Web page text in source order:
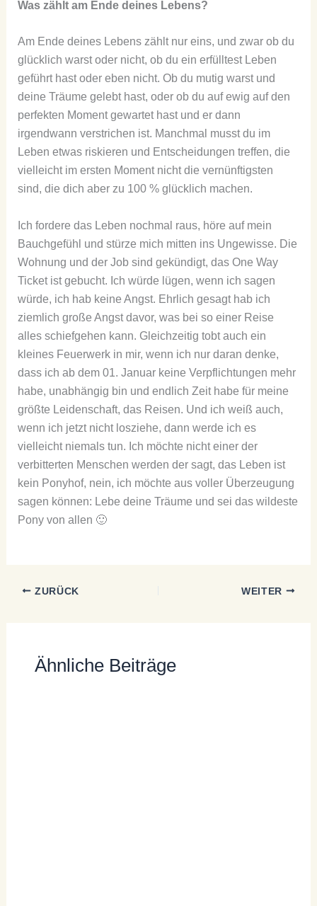
Was zählt am Ende deines Lebens?
Am Ende deines Lebens zählt nur eins, und zwar ob du
glücklich warst oder nicht, ob du ein erfülltest Leben
geführt hast oder eben nicht. Ob du mutig warst und
deine Träume gelebt hast, oder ob du auf ewig auf den
perfekten Moment gewartet hast und er dann
irgendwann verstrichen ist. Manchmal musst du im
Leben etwas riskieren und Entscheidungen treffen, die
vielleicht im ersten Moment nicht die vernünftigsten
sind, die dich aber zu 100 % glücklich machen.
Ich fordere das Leben nochmal raus, höre auf mein
Bauchgefühl und stürze mich mitten ins Ungewisse. Die
Wohnung und der Job sind gekündigt, das One Way
Ticket ist gebucht. Ich würde lügen, wenn ich sagen
würde, ich hab keine Angst. Ehrlich gesagt hab ich
ziemlich große Angst davor, was bei so einer Reise
alles schiefgehen kann. Gleichzeitig tobt auch ein
kleines Feuerwerk in mir, wenn ich nur daran denke,
dass ich ab dem 01. Januar keine Verpflichtungen mehr
habe, unabhängig bin und endlich Zeit habe für meine
größte Leidenschaft, das Reisen. Und ich weiß auch,
wenn ich jetzt nicht losziehe, dann werde ich es
vielleicht niemals tun. Ich möchte nicht einer der
verbitterten Menschen werden der sagt, das Leben ist
kein Ponyhof, nein, ich möchte aus voller Überzeugung
sagen können: Lebe deine Träume und sei das wildeste
Pony von allen 🙂
ZURÜCK WEITER
Ähnliche Beiträge